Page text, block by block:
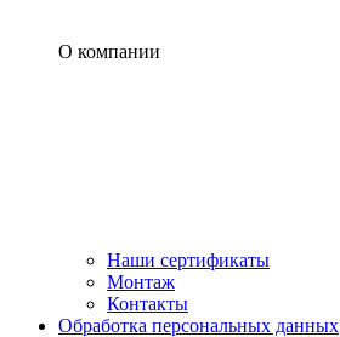
О компании
Наши сертификаты
Монтаж
Контакты
Обработка персональных данных